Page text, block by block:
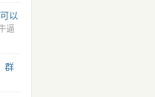
以
逼
群